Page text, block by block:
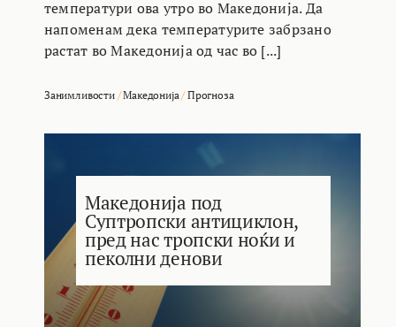
температури ова утро во Македонија. Да
напоменам дека температурите забрзано
растат во Македонија од час во [...]
Занимливости/Македонија/Прогноза
Македонија под
Суптропски антициклон,
пред нас тропски ноќи и
пеколни денови